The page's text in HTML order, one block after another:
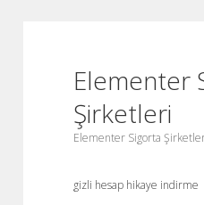
Elementer
Şirketleri
Elementer Sigorta
gizli hesap hikaye indirme